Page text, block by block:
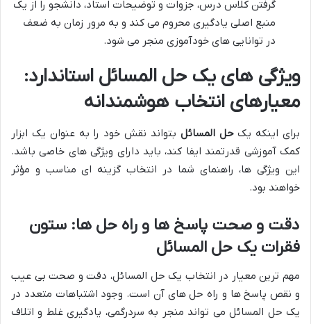
گرفتن کلاس درس، جزوات و توضیحات استاد، دانشجو را از یک
منبع اصلی یادگیری محروم می کند و به مرور زمان به ضعف
در توانایی های خودآموزی منجر می شود.
ویژگی های یک حل المسائل استاندارد:
معیارهای انتخاب هوشمندانه
برای اینکه یکحل المسائل بتواند نقش خود را به عنوان یک ابزار
کمک آموزشی قدرتمند ایفا کند، باید دارای ویژگی های خاصی باشد.
این ویژگی ها، راهنمای شما در انتخاب گزینه ای مناسب و مؤثر
خواهند بود.
دقت و صحت پاسخ ها و راه حل ها: ستون
فقرات یک حل المسائل
مهم ترین معیار در انتخاب یک حل المسائل، دقت و صحت بی عیب
و نقص پاسخ ها و راه حل های آن است. وجود اشتباهات متعدد در
یک حل المسائل می تواند منجر به سردرگمی، یادگیری غلط و اتلاف